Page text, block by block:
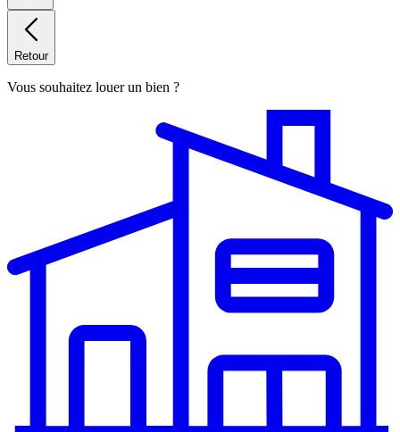
Retour
Vous souhaitez louer un bien ?